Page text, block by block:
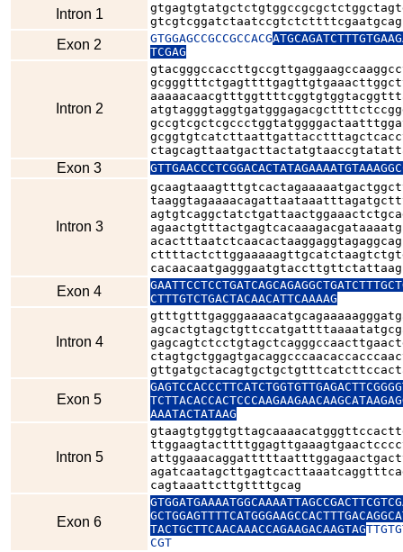
Intron 1
gtcgtcggatctaatccgtctcttttcgaatgcag
Exon 2 GTGGAGCCGCCGCCACG
TCGAG
Intron 2
Exon 3
Intron 3
Exon 4
CTTTGTCTGACTACAACATTCAAAAG
Intron 4
Exon 5
AAATACTATAAG
Intron 5
cagtaaattcttgttttgcag
Exon 6
TACTGCTTCAACAAACCAGAAGACAAGTAG
CGT